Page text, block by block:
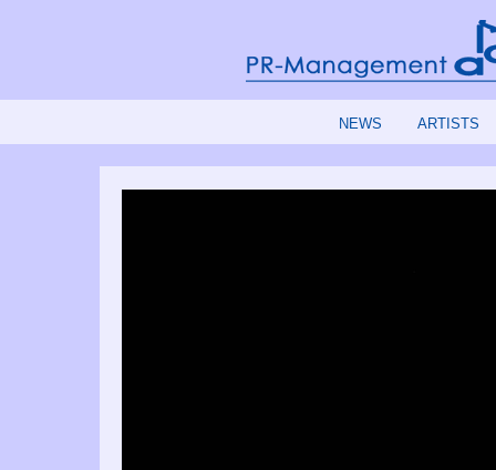
NEWS ARTISTS